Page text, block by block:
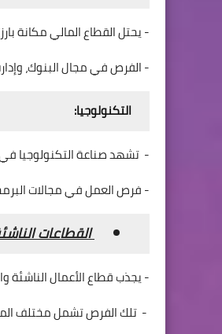
- يحتل القطاع المالي مكانة
- الفرص في مجال البنوك،
التكنولوجيا:
- تشهد صناعة التكنولوجيا في
- فرص العمل في مجالات
القطاعات
- يجذب قطاع الأعمال الناشئة
- تلك الفرص تشمل مختلف